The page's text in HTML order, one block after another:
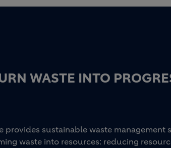
WASTE INTO
provides sustainable waste
waste into resources: reducing